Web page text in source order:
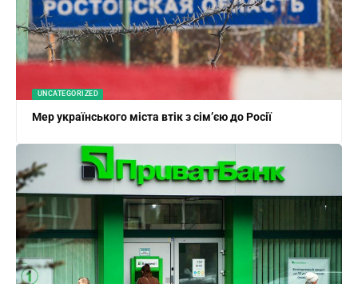
UNCATEGORIZED
Мер українського міста втік з сім’єю до Росії